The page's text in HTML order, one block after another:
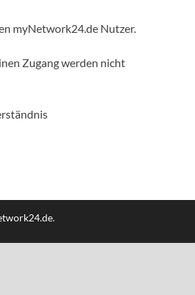
myNetwork24.de Nutzer.
Zugang werden nicht
.